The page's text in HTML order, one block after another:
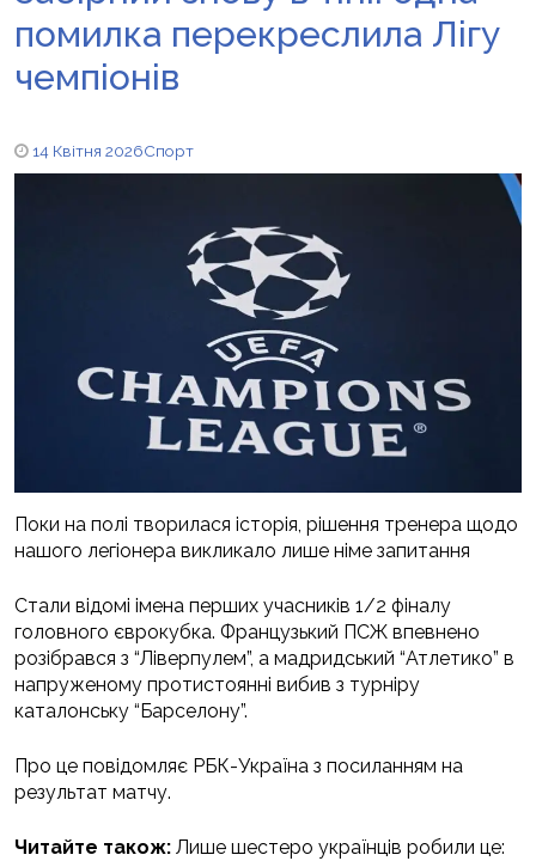
помилка перекреслила Лігу
чемпіонів
14 Квітня 2026Спорт
Поки на полі творилася історія, рішення тренера щодо
нашого легіонера викликало лише німе запитання
Стали відомі імена перших учасників 1/2 фіналу
головного єврокубка. Французький ПСЖ впевнено
розібрався з “Ліверпулем”, а мадридський “Атлетико” в
напруженому протистоянні вибив з турніру
каталонську “Барселону”.
Про це повідомляє РБК-Україна з посиланням на
результат матчу.
Читайте також: Лише шестеро українців робили це: